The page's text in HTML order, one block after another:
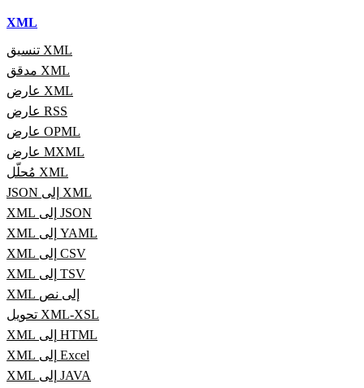
XML
تنسيق XML
مدقق XML
عارض XML
عارض RSS
عارض OPML
عارض MXML
مُحلّل XML
JSON إلى XML
XML إلى JSON
XML إلى YAML
XML إلى CSV
XML إلى TSV
XML إلى نص
تحويل XML-XSL
XML إلى HTML
XML إلى Excel
XML إلى JAVA